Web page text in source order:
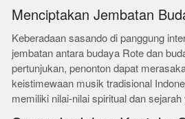
Menciptakan Jembatan
Keberadaan sasando di panggung
jembatan antara budaya Rote dan
pertunjukan, penonton dapat
keistimewaan musik tradisional
memiliki nilai-nilai spiritual dan sejarah